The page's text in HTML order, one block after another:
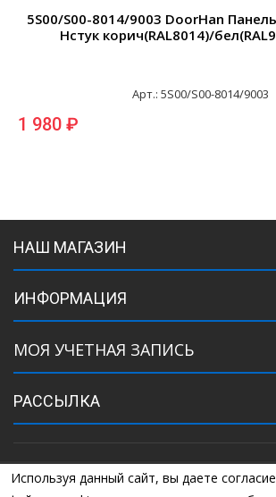
Используя данный сайт, вы даете
5S00/S00-8014/9003 DoorHan
Нстук корич(RAL8014)/
Арт.: 5S00/S00-8014/9003
1 980 ₽
НАШ МАГАЗИН
ИНФОРМАЦИЯ
МОЯ УЧЕТНАЯ ЗАПИСЬ
РАССЫЛКА
©2005Комплектующие для ворот. +7 (925)